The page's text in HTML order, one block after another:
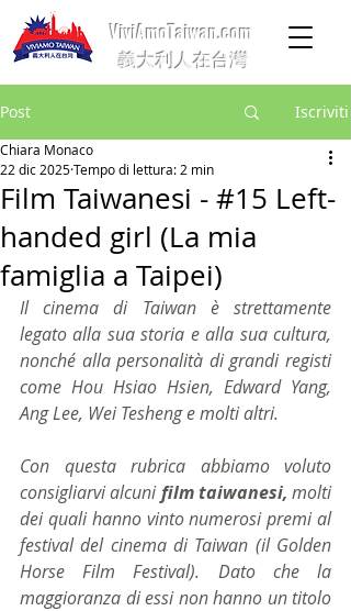
ViviAmoTaiwan.com
義大利人在台灣
Post Iscriviti
Film Taiwanesi - #15 Left-
handed girl (La mia
famiglia a Taipei)
Chiara Monaco
22 dic 2025Tempo di lettura: 2 min
Il cinema di Taiwan è strettamente
legato alla sua storia e alla sua cultura,
nonché alla personalità di grandi registi
come Hou Hsiao Hsien, Edward Yang,
Ang Lee, Wei Tesheng e molti altri.
Con questa rubrica abbiamo voluto
consigliarvi alcuni film taiwanesi, molti
dei quali hanno vinto numerosi premi al
festival del cinema di Taiwan (il Golden
Horse Film Festival). Dato che la
maggioranza di essi non hanno un titolo